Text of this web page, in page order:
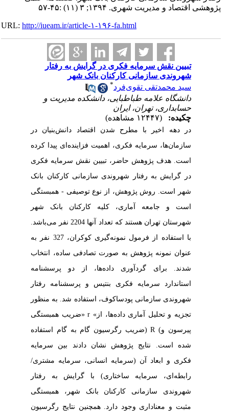
پژوهشی اقتصاد و مدیریت شهری. ۱۳۹۴; ۳ (۱۱) :۴۵-۵۷
URL:http://iueam.ir/article-۱-۱۹۶-fa.html
تبیین نقش سرمایه فکری در گرایش به رفتار
شهروندی سازمانی کارکنان بانک شهر
سید محمدتقی تقوی‌فرد *
دانشگاه علامه طباطبایی، دانشکده مدیریت و
حسابداری، تهران، ایران
چکیده:
در دهه اخیر با مطرح شدن اقتصاد دانش‌بنیان در
سازمان‌ها، سرمایه فکری، اهمیت فزاینده‌ای پیدا کرده
است. هدف پژوهش حاضر، تبیین نقش سرمایه فکری
در گرایش به رفتار شهروندی سازمانی کارکنان بانک
شهر است. روش پژوهش، از نوع توصیفی - همبستگی
است و جامعه آماری، کلیه کارکنان
بانک شهر
شهرستان تهران هستند که تعداد آنها 2204 نفر می‌باشد.
با استفاده از فرمول نمونه‌گیری کوکران، 327 نفر به
عنوان نمونه پژوهش به صورت تصادفی ساده، انتخاب
شدند. برای گردآوری داده‌ها، از دو پرسشنامه
استاندارد سرمایه فکری
بنتیس
و پرسشنامه رفتار
شهروندی سازمانی پودساکوف، استفاده شد. به منظور
تجزیه و تحلیل آماری داده‌ها، از «
r
» ضریب همبستگی
پیرسون و (
R
)ضریب رگرسیون گام به گام استفاده
شده است. نتایج پژوهش نشان دادند بین سرمایه
فکری و ابعاد آن (سرمایه انسانی، سرمایه مشتری/
رابطه‌ای، سرمایه ساختاری) با گرایش به رفتار
شهروندی سازمانی کارکنان بانک شهر، همبستگی
مثبت و معناداری وجود دارد. همچنین نتایج رگرسیون